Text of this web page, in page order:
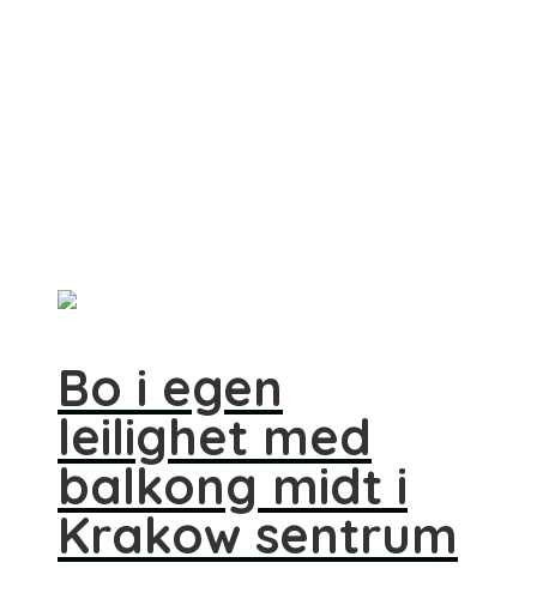
Bo i egen
leilighet med
balkong midt i
Krakow sentrum